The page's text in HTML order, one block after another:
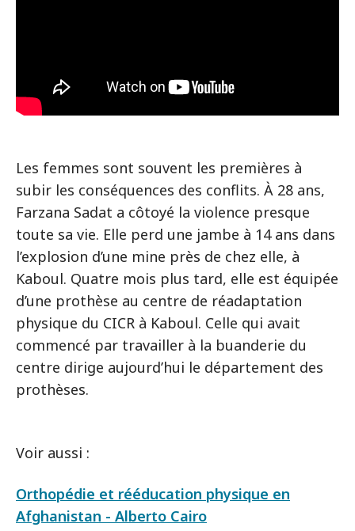
Les femmes sont souvent les premières à
subir les conséquences des conflits. À 28 ans,
Farzana Sadat a côtoyé la violence presque
toute sa vie. Elle perd une jambe à 14 ans dans
l’explosion d’une mine près de chez elle, à
Kaboul. Quatre mois plus tard, elle est équipée
d’une prothèse au centre de réadaptation
physique du CICR à Kaboul. Celle qui avait
commencé par travailler à la buanderie du
centre dirige aujourd’hui le département des
prothèses.
Voir aussi :
Orthopédie et rééducation physique en
Afghanistan - Alberto Cairo